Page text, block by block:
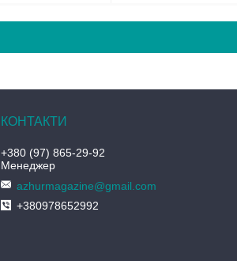
+380 (97) 865-29-92
Менеджер
azhurmagazine@gmail.com
+380978652992